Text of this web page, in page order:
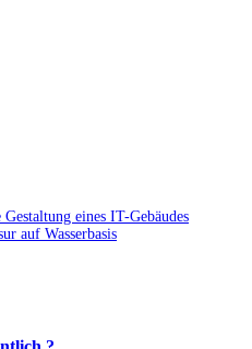
eines IT-Gebäudes
auf Wasserbasis